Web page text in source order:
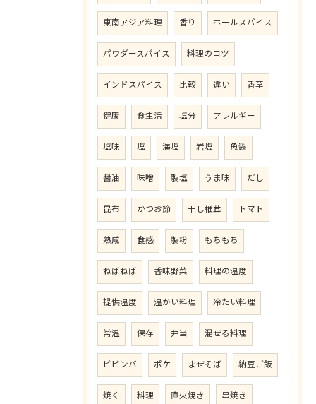
東南アジア料理 香り ホールスパイス
パウダースパイス 料理のコツ
インドスパイス 比較 違い 香草
健康 食生活 塩分 アレルギー
塩味 塩 海塩 岩塩 魚醤
醤油 味噌 製塩 うま味 だし
昆布 かつお節 干し椎茸 トマト
熟成 食感 製粉 もちもち
ねばねば 香味野菜 料理の温度
提供温度 温かい料理 冷たい料理
常温 保存 弁当 混ぜる料理
ビビンバ ポケ まぜそば 納豆ご飯
焼く 料理 直火焼き 串焼き